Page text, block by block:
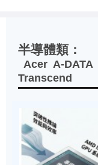
半導體類：
Acer A-DATA
Transcend